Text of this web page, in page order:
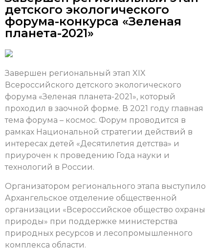
детского экологического
форума-конкурса «Зеленая
планета-2021»
Завершен региональный этап XIX
Всероссийского детского экологического
форума «Зеленая планета-2021», который
проходил в заочной форме. В 2021 году главная
тема форума – космос. Форум проводится в
рамках Национальной стратегии действий в
интересах детей «Десятилетия детства» и
приурочен к проведению Года науки и
технологий в России.
Организатором регионального этапа выступило
Архангельское отделение общественной
организации «Всероссийское общество охраны
природы» при поддержке министерства
природных ресурсов и лесопромышленного
комплекса области.